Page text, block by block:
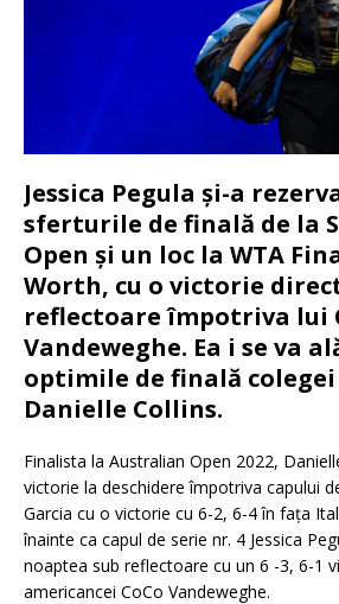
Jessica Pegula și-a
sferturile de finală de la
Open și un loc la WTA
Worth, cu o victorie
reflectoare împotriva lui
Vandeweghe. Ea i se va
optimile de finală
Danielle Collins.
Finalista la Australian Open 2022,
victorie la deschidere împotriva capului
Garcia cu o victorie cu 6-2, 6-4 în fața
înainte ca capul de serie nr. 4 Jessica
noaptea sub reflectoare cu un 6 -3, 6-1
americancei CoCo Vandeweghe.